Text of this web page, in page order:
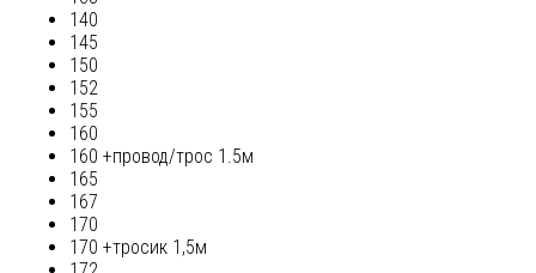
140
145
150
152
155
160
160 +провод/трос 1.5м
165
167
170
170 +тросик 1,5м